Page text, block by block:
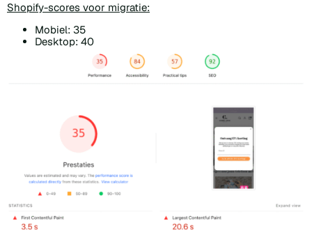
Shopify-scores voor migratie:
Mobiel: 35
Desktop: 40